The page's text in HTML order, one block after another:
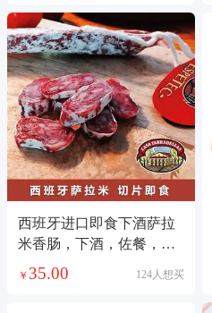
西班牙进口即食下酒萨拉
米香肠，下酒，佐餐，零
食都可以，由于是空运进
口，价格随季节有变化
￥ 35.00 124人想买